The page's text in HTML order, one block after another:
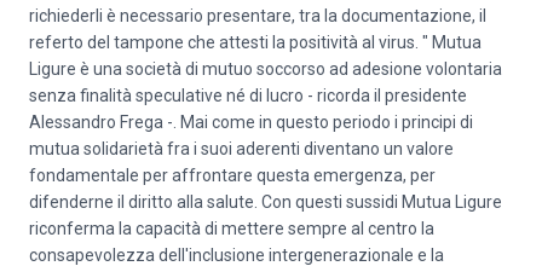
richiederli è necessario presentare, tra la documentazione, il
referto del tampone che attesti la positività al virus. " Mutua
Ligure è una società di mutuo soccorso ad adesione volontaria
senza finalità speculative né di lucro - ricorda il presidente
Alessandro Frega -. Mai come in questo periodo i principi di
mutua solidarietà fra i suoi aderenti diventano un valore
fondamentale per affrontare questa emergenza, per
difenderne il diritto alla salute. Con questi sussidi Mutua Ligure
riconferma la capacità di mettere sempre al centro la
consapevolezza dell'inclusione intergenerazionale e la